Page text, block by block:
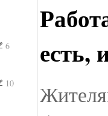
6
10
есть,